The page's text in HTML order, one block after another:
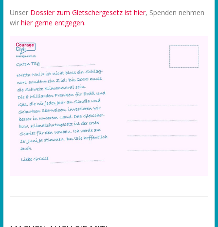
Unser Dossier zum Gletschergesetz ist hier, Spenden nehmen
wir hier gerne entgegen.